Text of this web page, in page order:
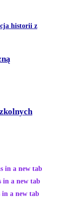
in a new tab
in a new tab
in a new tab